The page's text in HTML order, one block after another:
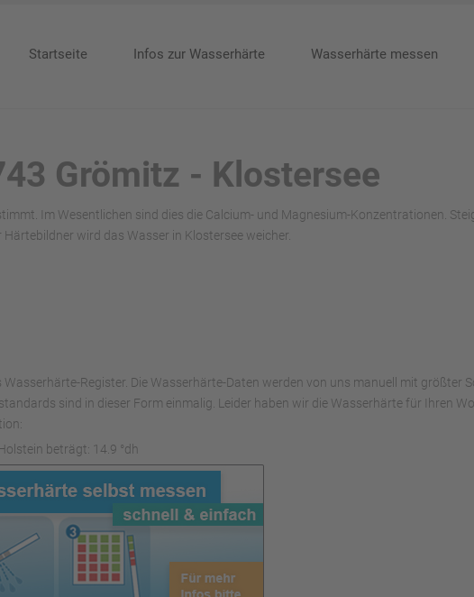
Startseite Infos zur Wasserhärte Wasserhärte messen
Grömitz - Klostersee
Im Wesentlichen sind dies die Calcium- und Magnesium-Konzentrationen.
wird das Wasser in Klostersee weicher.
Register. Die Wasserhärte-Daten werden von uns manuell mit größter
sind in dieser Form einmalig. Leider haben wir die Wasserhärte für Ihren
beträgt: 14.9 °dh